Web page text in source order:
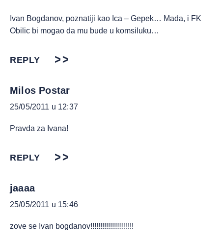
Ivan Bogdanov, poznatiji kao Ica – Gepek… Mada, i FK
Obilic bi mogao da mu bude u komsiluku…
REPLY
Milos Postar
25/05/2011 u 12:37
Pravda za Ivana!
REPLY
jaaaa
25/05/2011 u 15:46
zove se Ivan bogdanov!!!!!!!!!!!!!!!!!!!!!!